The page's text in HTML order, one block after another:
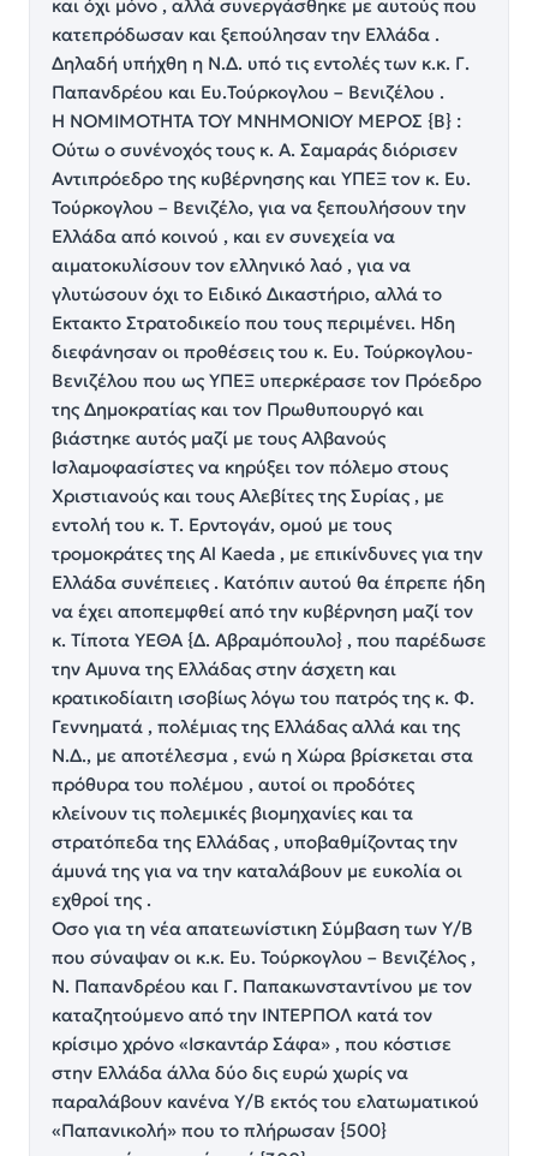
και όχι μόνο , αλλά συνεργάσθηκε με αυτούς που
κατεπρόδωσαν και ξεπούλησαν την Ελλάδα .
Δηλαδή υπήχθη η Ν.Δ. υπό τις εντολές των κ.κ. Γ.
Παπανδρέου και Ευ.Τούρκογλου – Βενιζέλου .
Η ΝΟΜΙΜΟΤΗΤΑ ΤΟΥ ΜΝΗΜΟΝΙΟΥ ΜΕΡΟΣ {Β} :
Ούτω ο συνένοχός τους κ. Α. Σαμαράς διόρισεν
Αντιπρόεδρο της κυβέρνησης και ΥΠΕΞ τον κ. Ευ.
Τούρκογλου – Βενιζέλο, για να ξεπουλήσουν την
Ελλάδα από κοινού , και εν συνεχεία να
αιματοκυλίσουν τον ελληνικό λαό , για να
γλυτώσουν όχι το Ειδικό Δικαστήριο, αλλά το
Εκτακτο Στρατοδικείο που τους περιμένει. Ηδη
διεφάνησαν οι προθέσεις του κ. Ευ. Τούρκογλου-
Βενιζέλου που ως ΥΠΕΞ υπερκέρασε τον Πρόεδρο
της Δημοκρατίας και τον Πρωθυπουργό και
βιάστηκε αυτός μαζί με τους Αλβανούς
Ισλαμοφασίστες να κηρύξει τον πόλεμο στους
Χριστιανούς και τους Αλεβίτες της Συρίας , με
εντολή του κ. Τ. Ερντογάν, ομού με τους
τρομοκράτες της Al Kaeda , με επικίνδυνες για την
Ελλάδα συνέπειες . Κατόπιν αυτού θα έπρεπε ήδη
να έχει αποπεμφθεί από την κυβέρνηση μαζί τον
κ. Τίποτα ΥΕΘΑ {Δ. Αβραμόπουλο} , που παρέδωσε
την Αμυνα της Ελλάδας στην άσχετη και
κρατικοδίαιτη ισοβίως λόγω του πατρός της κ. Φ.
Γεννηματά , πολέμιας της Ελλάδας αλλά και της
Ν.Δ., με αποτέλεσμα , ενώ η Χώρα βρίσκεται στα
πρόθυρα του πολέμου , αυτοί οι προδότες
κλείνουν τις πολεμικές βιομηχανίες και τα
στρατόπεδα της Ελλάδας , υποβαθμίζοντας την
άμυνά της για να την καταλάβουν με ευκολία οι
εχθροί της .
Οσο για τη νέα απατεωνίστικη Σύμβαση των Υ/Β
που σύναψαν οι κ.κ. Ευ. Τούρκογλου – Βενιζέλος ,
Ν. Παπανδρέου και Γ. Παπακωνσταντίνου με τον
καταζητούμενο από την ΙΝΤΕΡΠΟΛ κατά τον
κρίσιμο χρόνο «Ισκαντάρ Σάφα» , που κόστισε
στην Ελλάδα άλλα δύο δις ευρώ χωρίς να
παραλάβουν κανένα Υ/Β εκτός του ελατωματικού
«Παπανικολή» που το πλήρωσαν {500}